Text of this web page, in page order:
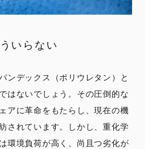
いらない
ンデックス（ポリウレタン）と
はないでしょう。その圧倒的な
アに革命をもたらし、現在の機
されています。しかし、重化学
環境負荷が高く、尚且つ劣化が